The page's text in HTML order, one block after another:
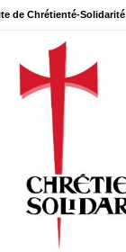
de Chrétienté-Solidarité